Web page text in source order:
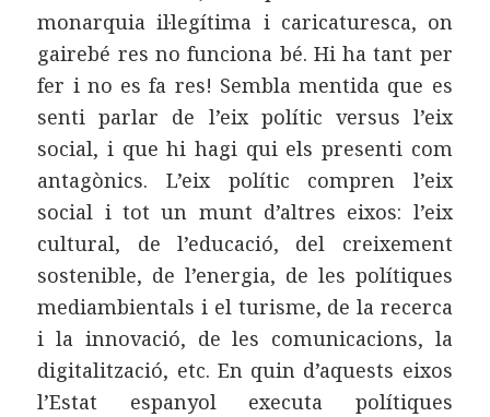
monarquia il·legítima i caricaturesca, on
gairebé res no funciona bé. Hi ha tant per
fer i no es fa res! Sembla mentida que es
senti parlar de l’eix polític versus l’eix
social, i que hi hagi qui els presenti com
antagònics. L’eix polític compren l’eix
social i tot un munt d’altres eixos: l’eix
cultural, de l’educació, del creixement
sostenible, de l’energia, de les polítiques
mediambientals i el turisme, de la recerca
i la innovació, de les comunicacions, la
digitalització, etc. En quin d’aquests eixos
l’Estat espanyol executa polítiques